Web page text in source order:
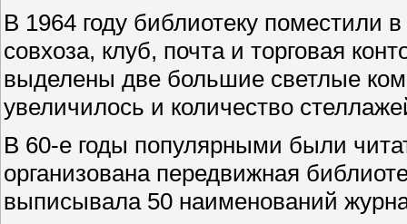
В 1964 году библиотеку поместили
совхоза, клуб, почта и торговая
выделены две большие светлые
увеличилось и количество
В 60-е годы популярными были
организована передвижная
выписывала 50 наименований